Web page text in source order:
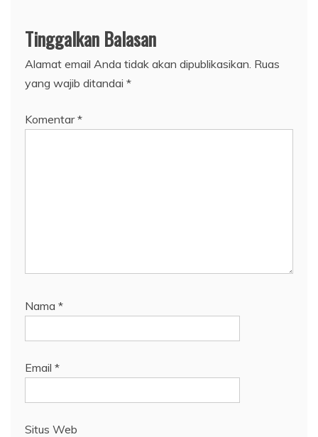
Tinggalkan Balasan
Alamat email Anda tidak akan dipublikasikan. Ruas
yang wajib ditandai *
Komentar*
Nama *
Email *
Situs Web